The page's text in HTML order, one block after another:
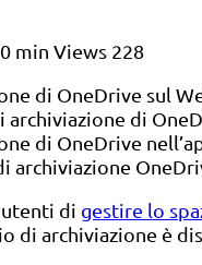
min Views 228
di OneDrive sul
archiviazione di
di OneDrive
archiviazione
di gestire lo
di archiviazione è